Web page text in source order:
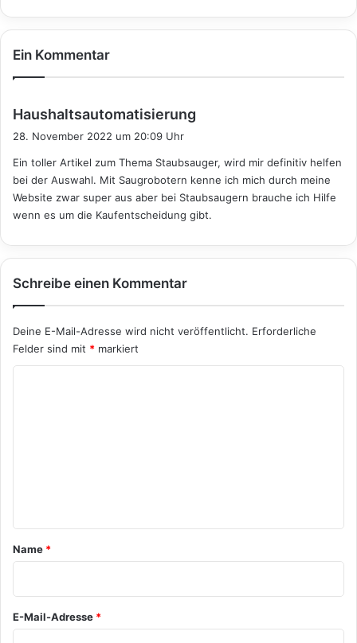
Ein Kommentar
Haushaltsautomatisierung
t
:
28. November 2022 um 20:09 Uhr
Ein toller Artikel zum Thema Staubsauger, wird mir definitiv helfen
bei der Auswahl. Mit Saugrobotern kenne ich mich durch meine
Website zwar super aus aber bei Staubsaugern brauche ich Hilfe
wenn es um die Kaufentscheidung gibt.
Schreibe einen Kommentar
Deine E-Mail-Adresse wird nicht veröffentlicht. Erforderliche
Felder sind mit * markiert
a
*
Name *
E-Mail-Adresse *